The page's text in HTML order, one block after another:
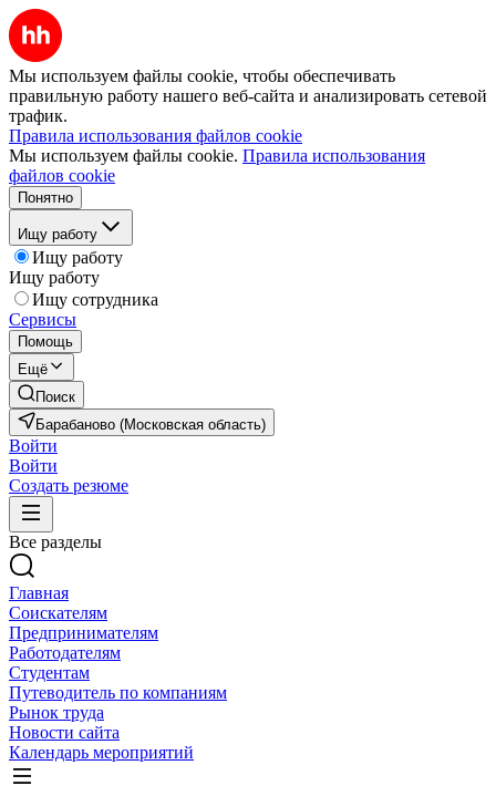
Мы используем файлы cookie, чтобы обеспечивать
правильную работу нашего веб-сайта и анализировать сетевой
трафик.
Правила использования файлов cookie
Мы используем файлы cookie. Правила использования
файлов cookie
Понятно
Ищу работу
Ищу работу
Ищу работу
Ищу сотрудника
Сервисы
Помощь
Ещё
Поиск
Барабаново (Московская область)
Войти
Войти
Создать резюме
Все разделы
Главная
Соискателям
Предпринимателям
Работодателям
Студентам
Путеводитель по компаниям
Рынок труда
Новости сайта
Календарь мероприятий